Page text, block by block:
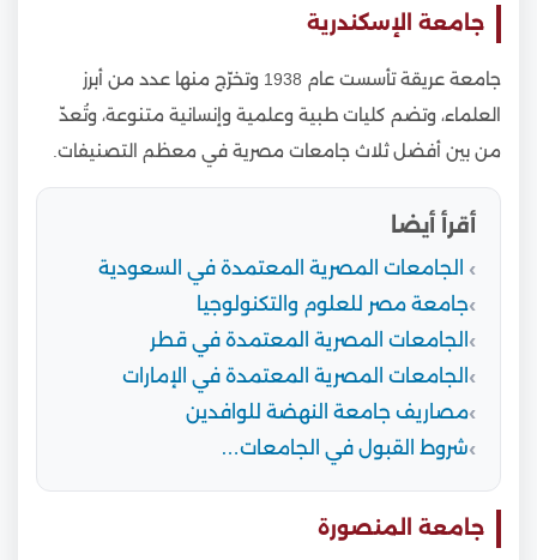
جامعة الإسكندرية
جامعة عريقة تأسست عام 1938 وتخرّج منها عدد من أبرز
العلماء، وتضم كليات طبية وعلمية وإنسانية متنوعة، وتُعدّ
من بين أفضل ثلاث جامعات مصرية في معظم التصنيفات.
أقرأ أيضا
الجامعات المصرية المعتمدة في السعودية
جامعة مصر للعلوم والتكنولوجيا
الجامعات المصرية المعتمدة في قطر
الجامعات المصرية المعتمدة في الإمارات
مصاريف جامعة النهضة للوافدين
شروط القبول في الجامعات…
جامعة المنصورة